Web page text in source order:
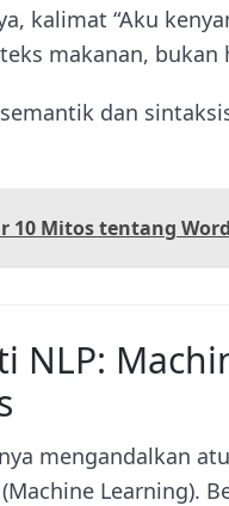
kalimat “Aku
makanan,
dan
10 Mitos tentang
NLP:
mengandalkan
Learning).